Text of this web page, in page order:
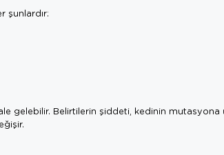
şunlardır:
gelebilir. Belirtilerin şiddeti, kedinin mutasyona